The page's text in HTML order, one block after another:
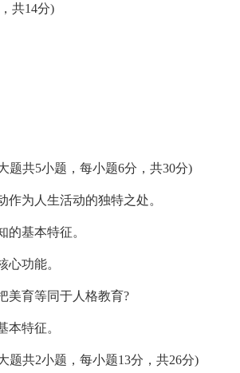
共14分)
共5小题，每小题6分，共30分)
为人生活动的独特之处。
基本特征。
功能。
育等同于人格教育?
特征。
共2小题，每小题13分，共26分)